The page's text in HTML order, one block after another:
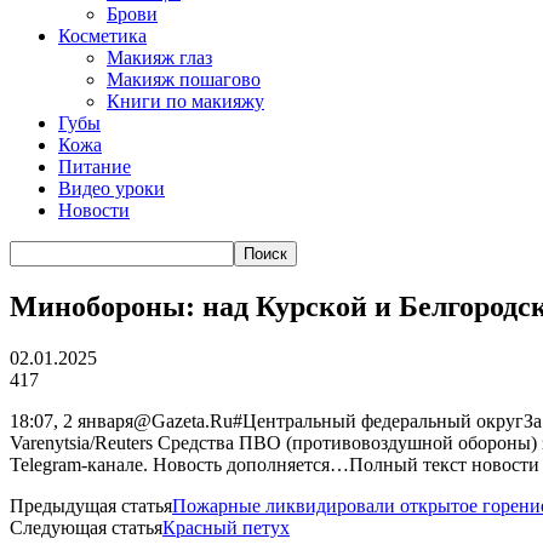
Брови
Косметика
Макияж глаз
Макияж пошагово
Книги по макияжу
Губы
Кожа
Питание
Видео уроки
Новости
Минобороны: над Курской и
02.01.2025
417
18:07, 2 января@Gazeta.Ru#Центральный федеральный
Varenytsia/Reuters Средства ПВО (противовоздушной
Telegram-канале. Новость дополняется…Полный текст
Предыдущая статьяПожарные ликвидировали открытое
Следующая статьяКрасный петух